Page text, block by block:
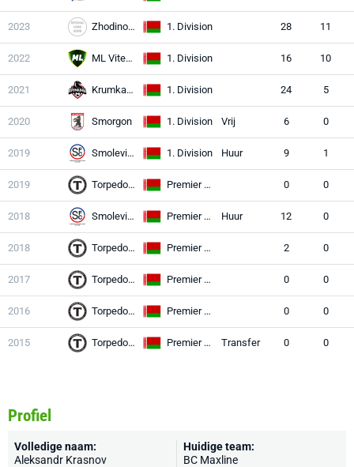
2023 Zhodino Yuzh. 1. Division 28 11
2022 ML Vitebsk 1. Division 16 10
2021 Krumkachy 1. Division 24 5
2020 Smorgon 1. Division Vrij 6 0
2019 Smolevichy 1. Division Huur 9 1
2019 Torpedo BelAZ Premier League 0 0
2018 Smolevichy Premier League Huur 12 0
2018 Torpedo BelAZ Premier League 2 0
2017 Torpedo BelAZ Premier League 0 0
2016 Torpedo BelAZ Premier League 0 0
2015 Torpedo BelAZ Premier League Transfer 0 0
Profiel
Volledige naam:
Aleksandr Krasnov
Huidige team:
BC Maxline